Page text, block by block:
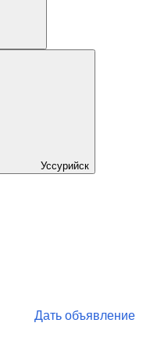
Уссурийск
Дать объявление